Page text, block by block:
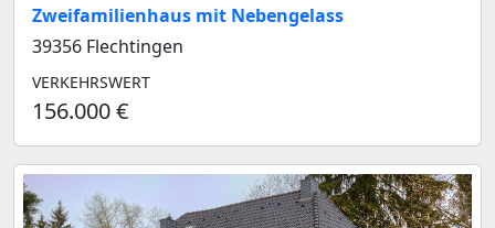
Zweifamilienhaus mit Nebengelass
39356 Flechtingen
VERKEHRSWERT
156.000 €